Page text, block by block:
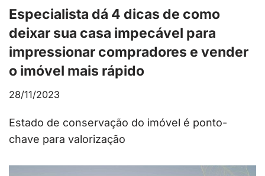
Especialista dá 4 dicas de como
deixar sua casa impecável para
impressionar compradores e vender
o imóvel mais rápido
28/11/2023
Estado de conservação do imóvel é ponto-
chave para valorização